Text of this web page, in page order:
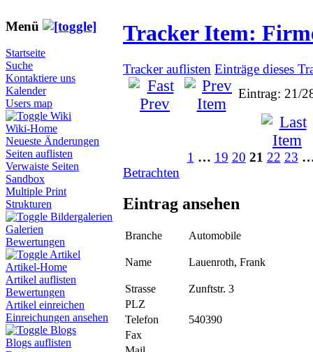
Menü
Startseite
Suche
Kontaktiere uns
Kalender
Users map
Wiki
Wiki-Home
Neueste Änderungen
Seiten auflisten
Verwaiste Seiten
Sandbox
Multiple Print
Strukturen
Bildergalerien
Galerien
Bewertungen
Artikel
Artikel-Home
Artikel auflisten
Bewertungen
Artikel einreichen
Einreichungen ansehen
Blogs
Blogs auflisten
Tracker Item:
Tracker auflisten Einträge dieses
Eintrag: 21/
1 … 19 20 21 22 23
Betrachten
Eintrag ansehen
Branche Automobile
Name Lauenroth, Frank
Strasse
Zunftstr. 3
PLZ
Telefon
540390
Fax